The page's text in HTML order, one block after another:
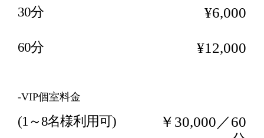
30分 ¥6,000
60分 ¥12,000
-VIP個室料金
(1～8名様利用可)
￥30,000／60